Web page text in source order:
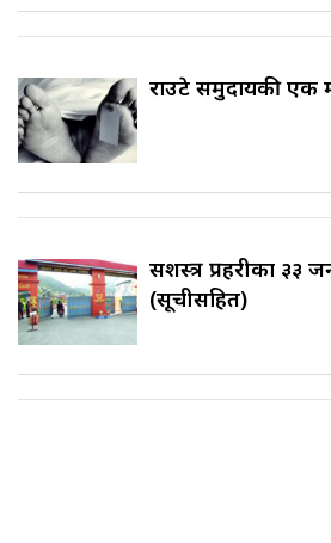
राउटे समुदायकी एक
सशस्त्र प्रहरीका ३३
(सूचीसहित)